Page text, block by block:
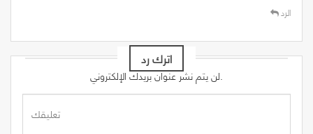
الرد
اترك رد
لن يتم نشر عنوان بريدك الإلكتروني.